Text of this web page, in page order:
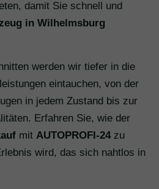
damit Sie schnell und
in Wilhelmsburg
werden wir tiefer in die
eintauchen, von der
in jedem Zustand bis zur
Erfahren Sie, wie der
mit AUTOPROFI-24zu
wird, das sich nahtlos in